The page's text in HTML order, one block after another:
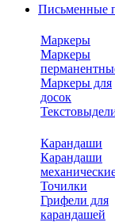
Письменные
Маркеры
Маркеры
Маркеры для
досок
Карандаши
Карандаши
Точилки
Грифели для
карандашей